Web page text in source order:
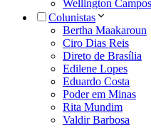
Wellington Campos
Colunistas
Bertha Maakaroun
Ciro Dias Reis
Direto de Brasília
Edilene Lopes
Eduardo Costa
Poder em Minas
Rita Mundim
Valdir Barbosa